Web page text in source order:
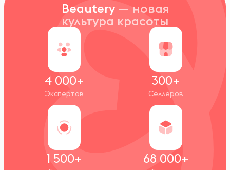
Beautery — новая
культура красоты
4 000+
Экспертов
300+
Селлеров
1 500+ 68 000+